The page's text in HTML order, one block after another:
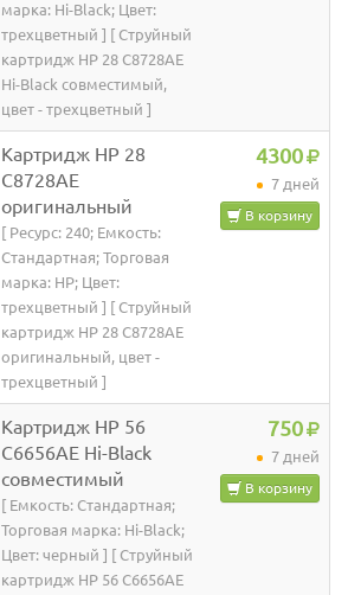
марка: Hi-Black; Цвет:
трехцветный ] [ Струйный
картридж HP 28 C8728AE
Hi-Black совместимый,
цвет - трехцветный ]
Картридж HP 28
C8728AE
оригинальный
[ Ресурс: 240; Емкость:
Стандартная; Торговая
марка: HP; Цвет:
трехцветный ] [ Струйный
картридж HP 28 C8728AE
оригинальный, цвет -
трехцветный ]
4300
7 дней
В корзину
Картридж HP 56
C6656AE Hi-Black
совместимый
[ Емкость: Стандартная;
Торговая марка: Hi-Black;
Цвет: черный ] [ Струйный
картридж HP 56 C6656AE
750
7 дней
В корзину